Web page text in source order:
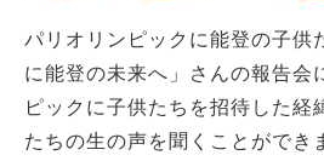
パリオリンピックに能登の子供
に能登の未来へ」さんの報告会
ピックに子供たちを招待した経
たちの生の声を聞くことができ